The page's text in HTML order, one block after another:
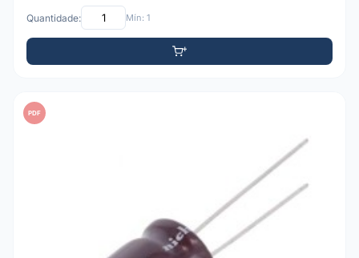
Quantidade: Mín: 1
PDF